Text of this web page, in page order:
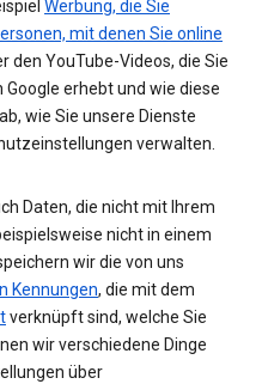
Werbung, die Sie
mit denen Sie online
den YouTube-Videos, die Sie
erhebt und wie diese
wie Sie unsere Dienste
verwalten.
Daten, die nicht mit Ihrem
nicht in einem
wir die von uns
Kennungen, die mit dem
verknüpft sind, welche Sie
wir verschiedene Dinge
über